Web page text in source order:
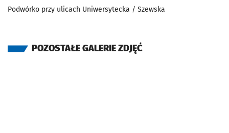
Podwórko przy ulicach Uniwersytecka / Szewska
POZOSTAŁE GALERIE ZDJĘĆ